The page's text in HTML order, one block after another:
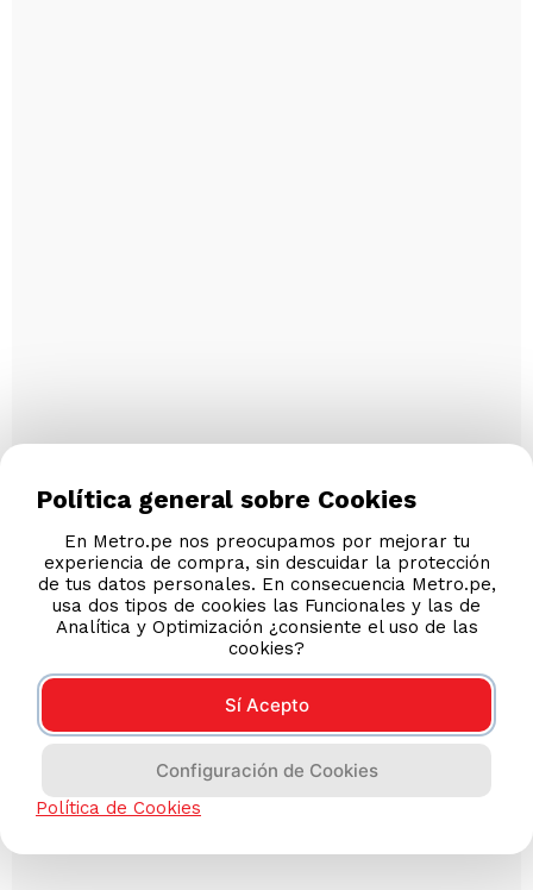
Política general sobre Cookies
En Metro.pe nos preocupamos por mejorar tu
experiencia de compra, sin descuidar la protección
de tus datos personales. En consecuencia Metro.pe,
usa dos tipos de cookies las Funcionales y las de
Analítica y Optimización ¿consiente el uso de las
cookies?
Sí Acepto
Configuración de Cookies
Política de Cookies